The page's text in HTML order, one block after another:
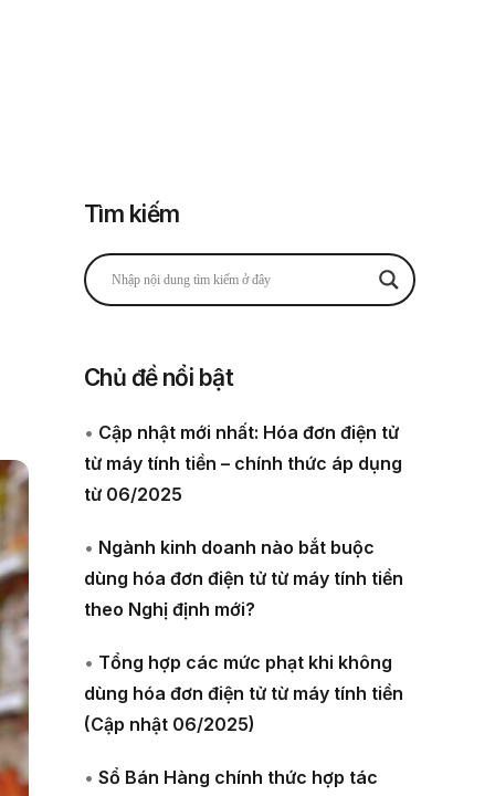
Tìm kiếm
Chủ đề nổi bật
• Cập nhật mới nhất: Hóa đơn điện tử
từ máy tính tiền – chính thức áp dụng
từ 06/2025
• Ngành kinh doanh nào bắt buộc
dùng hóa đơn điện tử từ máy tính tiền
theo Nghị định mới?
• Tổng hợp các mức phạt khi không
dùng hóa đơn điện tử từ máy tính tiền
(Cập nhật 06/2025)
• Sổ Bán Hàng chính thức hợp tác